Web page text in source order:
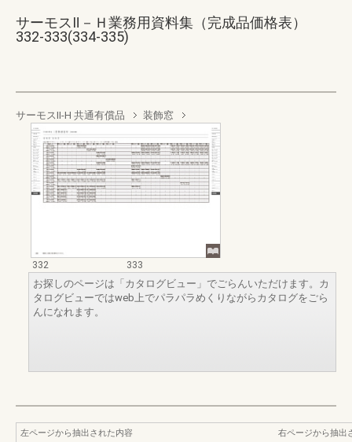
サーモスⅡ－Ｈ業務用資料集（完成品価格表）
332-333(334-335)
サーモスII-H 共通有償品 装飾窓
332
333
お探しのページは「カタログビュー」でごらんいただけます。カ
タログビューではweb上でパラパラめくりながらカタログをごら
んになれます。
左ページから抽出された内容
右ページから抽出